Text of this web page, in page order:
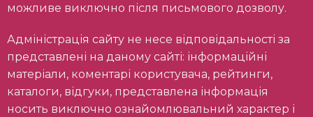
можливе виключно після письмового дозволу.
Адміністрація сайту не несе відповідальності за
представлені на даному сайті: інформаційні
матеріали, коментарі користувача, рейтинги,
каталоги, відгуки, представлена інформація
носить виключно ознайомлювальний характер і